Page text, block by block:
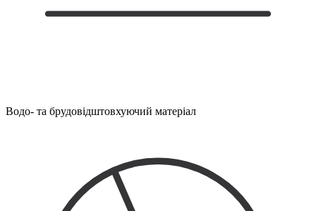
Водо- та брудовідштовхуючий матеріал